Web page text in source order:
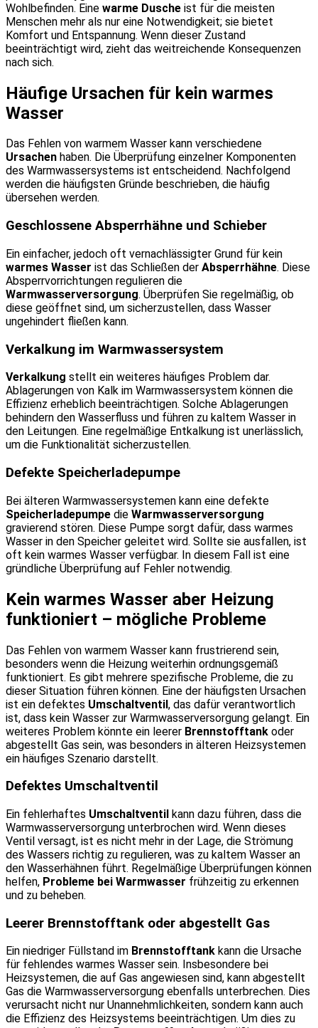
Wohlbefinden. Eine warme Dusche ist für die meisten
Menschen mehr als nur eine Notwendigkeit; sie bietet
Komfort und Entspannung. Wenn dieser Zustand
beeinträchtigt wird, zieht das weitreichende Konsequenzen
nach sich.
Häufige Ursachen für kein warmes
Wasser
Das Fehlen von warmem Wasser kann verschiedene
Ursachen haben. Die Überprüfung einzelner Komponenten
des Warmwassersystems ist entscheidend. Nachfolgend
werden die häufigsten Gründe beschrieben, die häufig
übersehen werden.
Geschlossene Absperrhähne und Schieber
Ein einfacher, jedoch oft vernachlässigter Grund für kein
warmes Wasser ist das Schließen der Absperrhähne. Diese
Absperrvorrichtungen regulieren die
Warmwasserversorgung. Überprüfen Sie regelmäßig, ob
diese geöffnet sind, um sicherzustellen, dass Wasser
ungehindert fließen kann.
Verkalkung im Warmwassersystem
Verkalkung stellt ein weiteres häufiges Problem dar.
Ablagerungen von Kalk im Warmwassersystem können die
Effizienz erheblich beeinträchtigen. Solche Ablagerungen
behindern den Wasserfluss und führen zu kaltem Wasser in
den Leitungen. Eine regelmäßige Entkalkung ist unerlässlich,
um die Funktionalität sicherzustellen.
Defekte Speicherladepumpe
Bei älteren Warmwassersystemen kann eine defekte
Speicherladepumpe die Warmwasserversorgung
gravierend stören. Diese Pumpe sorgt dafür, dass warmes
Wasser in den Speicher geleitet wird. Sollte sie ausfallen, ist
oft kein warmes Wasser verfügbar. In diesem Fall ist eine
gründliche Überprüfung auf Fehler notwendig.
Kein warmes Wasser aber Heizung
funktioniert – mögliche Probleme
Das Fehlen von warmem Wasser kann frustrierend sein,
besonders wenn die Heizung weiterhin ordnungsgemäß
funktioniert. Es gibt mehrere spezifische Probleme, die zu
dieser Situation führen können. Eine der häufigsten Ursachen
ist ein defektes Umschaltventil, das dafür verantwortlich
ist, dass kein Wasser zur Warmwasserversorgung gelangt. Ein
weiteres Problem könnte ein leerer Brennstofftank oder
abgestellt Gas sein, was besonders in älteren Heizsystemen
ein häufiges Szenario darstellt.
Defektes Umschaltventil
Ein fehlerhaftes Umschaltventil kann dazu führen, dass die
Warmwasserversorgung unterbrochen wird. Wenn dieses
Ventil versagt, ist es nicht mehr in der Lage, die Strömung
des Wassers richtig zu regulieren, was zu kaltem Wasser an
den Wasserhähnen führt. Regelmäßige Überprüfungen können
helfen, Probleme bei Warmwasser frühzeitig zu erkennen
und zu beheben.
Leerer Brennstofftank oder abgestellt Gas
Ein niedriger Füllstand im Brennstofftank kann die Ursache
für fehlendes warmes Wasser sein. Insbesondere bei
Heizsystemen, die auf Gas angewiesen sind, kann abgestellt
Gas die Warmwasserversorgung ebenfalls unterbrechen. Dies
verursacht nicht nur Unannehmlichkeiten, sondern kann auch
die Effizienz des Heizsystems beeinträchtigen. Um dies zu